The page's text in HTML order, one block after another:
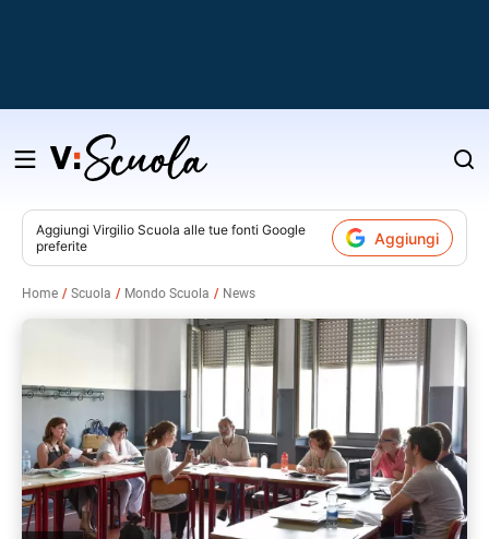
Salta
contenuto
Aggiungi Virgilio Scuola alle tue fonti Google
preferite
Aggiungi
Home Scuola Mondo Scuola News